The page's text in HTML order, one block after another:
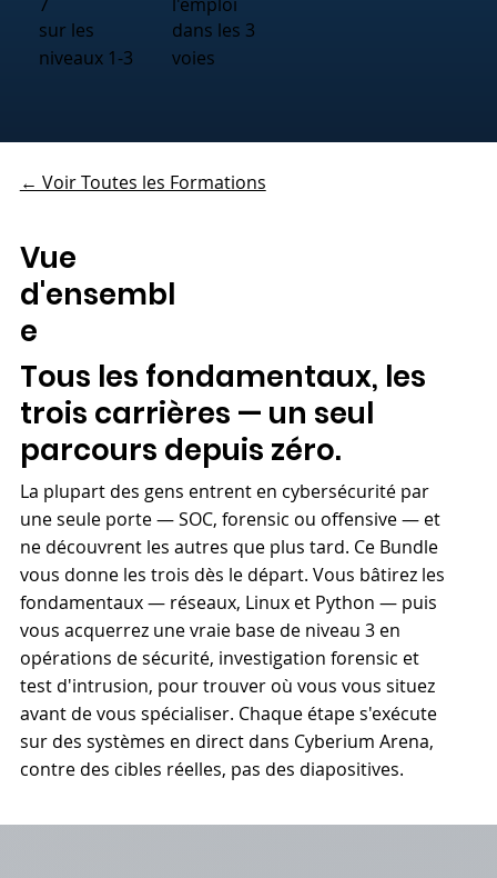
sur les
niveaux 1-3
dans les 3
voies
← Voir Toutes les Formations
Vue
d'ensembl
e
La plupart des gens entrent en cybersécurité par
une seule porte — SOC, forensic ou offensive — et
ne découvrent les autres que plus tard. Ce Bundle
vous donne les trois dès le départ. Vous bâtirez les
fondamentaux — réseaux, Linux et Python — puis
vous acquerrez une vraie base de niveau 3 en
opérations de sécurité, investigation forensic et
test d'intrusion, pour trouver où vous vous situez
avant de vous spécialiser. Chaque étape s'exécute
sur des systèmes en direct dans Cyberium Arena,
contre des cibles réelles, pas des diapositives.
Tous les fondamentaux, les
trois carrières — un seul
parcours depuis zéro.